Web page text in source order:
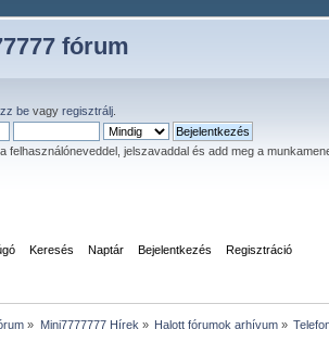
fórum
be vagy regisztrálj
felhasználóneveddel, jelszavaddal és add meg a
Keresés Naptár Bejelentkezés Regisztráció
» Mini7777777 Hírek » Halott fórumok arhívum»